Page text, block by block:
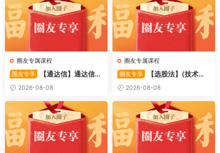
圈友专属课程
圈友专享
【通达信】通达信
〖萧啸双通道〗主图指标 研判
股价运行通道、捕捉短线买卖
时机 源码
2026-08-08
圈友专属课程
圈友专享
【选股法】(技术篇)
强势个股选股法操作理念、策
略与工具（上下）视频课程 共
2个视频
2026-08-08